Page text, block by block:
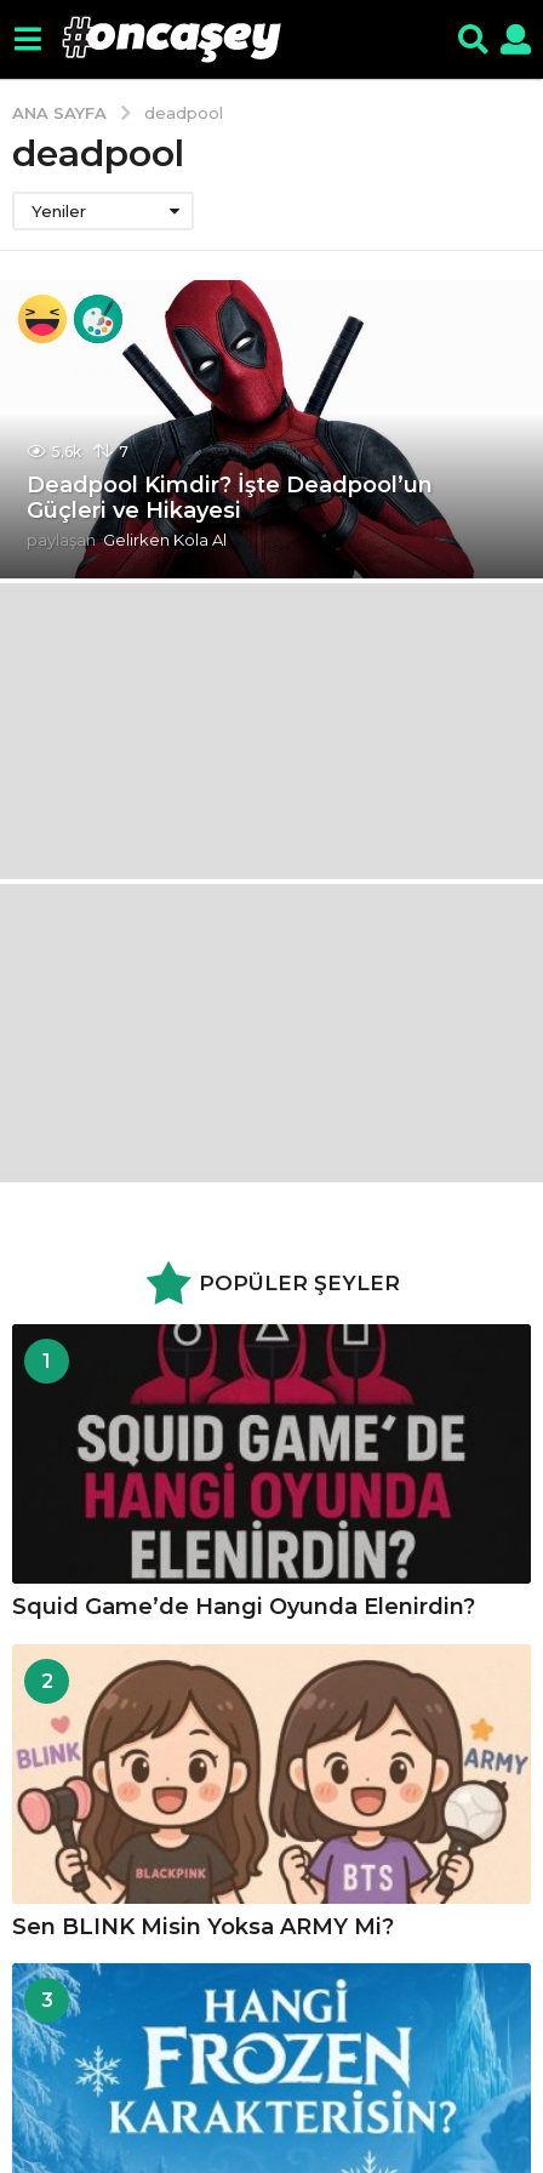
ANA SAYFA deadpool
deadpool
Yeniler
5.6k 7
Deadpool Kimdir? İşte Deadpool’un
Güçleri ve Hikayesi
paylaşan Gelirken Kola Al
POPÜLER ŞEYLER
1
Squid Game’de Hangi Oyunda Elenirdin?
2
Sen BLINK Misin Yoksa ARMY Mi?
3